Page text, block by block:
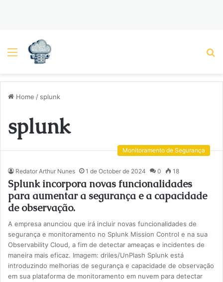
Menu
Home / splunk
splunk
Monitoramento de Segurança
Redator Arthur Nunes 1 de October de 2024 0 18
Splunk incorpora novas funcionalidades
para aumentar a segurança e a capacidade
de observação.
A empresa anunciou que irá incluir novas funcionalidades de
segurança e monitoramento no Splunk Mission Control e na sua
Observability Cloud, a fim de detectar ameaças e incidentes de
maneira mais eficaz. Imagem: driles/UnPlash Splunk está
introduzindo melhorias de segurança e capacidade de observação
em sua plataforma de monitoramento em nuvem para detectar